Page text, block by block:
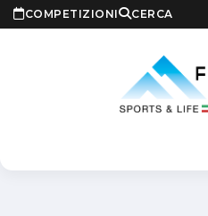
COMPETIZIONI CERCA